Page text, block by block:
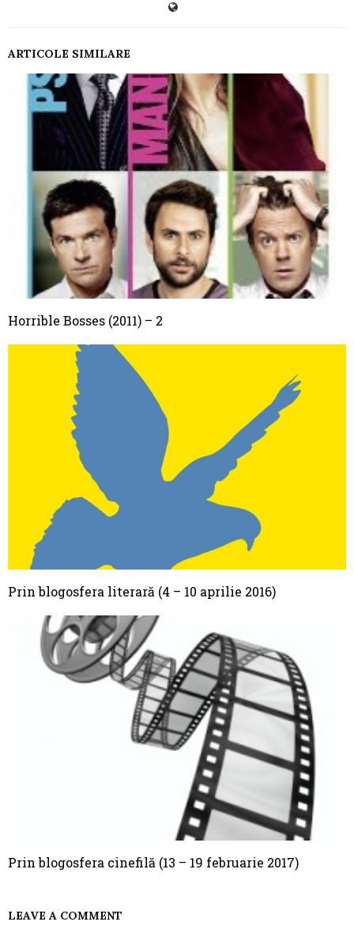
ARTICOLE SIMILARE
Horrible Bosses (2011) – 2
Prin blogosfera literară (4 – 10 aprilie 2016)
Prin blogosfera cinefilă (13 – 19 februarie 2017)
LEAVE A COMMENT